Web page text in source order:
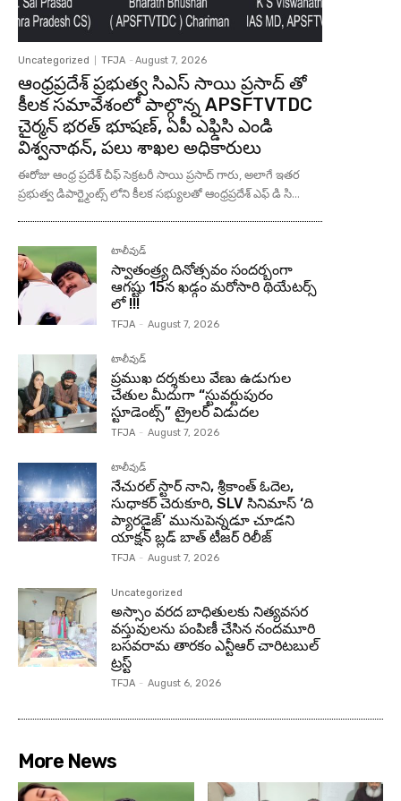
Uncategorized TFJA - August 7, 2026
ఆంధ్రప్రదేశ్ ప్రభుత్వ సిఎస్ సాయి ప్రసాద్ తో
కీలక సమావేశంలో పాల్గొన్న APSFTVTDC
చైర్మన్ భరత్ భూషణ్, ఏపీ ఎఫ్డిసి ఎండి
విశ్వనాథన్, పలు శాఖల అధికారులు
ఈరోజు ఆంధ్ర ప్రదేశ్ చీఫ్ సెక్రటరీ సాయి ప్రసాద్ గారు, అలాగే ఇతర
ప్రభుత్వ డిపార్ట్మెంట్స్ లోని కీలక సభ్యులతో ఆంధ్రప్రదేశ్ ఎఫ్ డి సి...
టాలీవుడ్
స్వాతంత్ర్య దినోత్సవం సందర్బంగా
ఆగష్టు 15న ఖడ్గం మరోసారి థియేటర్స్
లో !!!
TFJA - August 7, 2026
టాలీవుడ్
ప్రముఖ దర్శకులు వేణు ఉడుగుల
చేతుల మీదుగా “స్టువర్టుపురం
స్టూడెంట్స్” ట్రైలర్ విడుదల
TFJA - August 7, 2026
టాలీవుడ్
నేచురల్ స్టార్ నాని, శ్రీకాంత్ ఓదెల,
సుధాకర్ చెరుకూరి, SLV సినిమాస్ ‘ది
ప్యారడైజ్’ మునుపెన్నడూ చూడని
యాక్షన్ బ్లడ్ బాత్ టీజర్ రిలీజ్
TFJA - August 7, 2026
Uncategorized
అస్సాం వరద బాధితులకు నిత్యవసర
వస్తువులను పంపిణీ చేసిన నందమూరి
బసవరామ తారకం ఎన్టీఆర్ చారిటబుల్
ట్రస్ట్
TFJA - August 6, 2026
More News